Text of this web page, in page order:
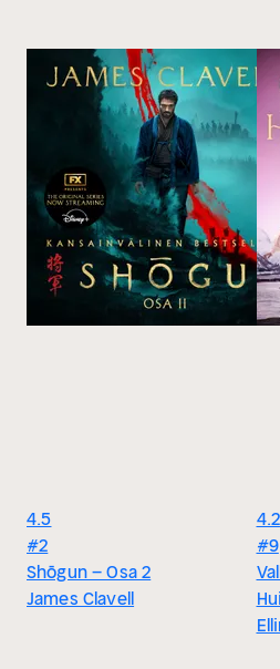
4.5
#2
Shōgun – Osa 2
James Clavell
4.2
#9